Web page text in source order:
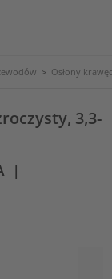
> Osłony
3,3-
|